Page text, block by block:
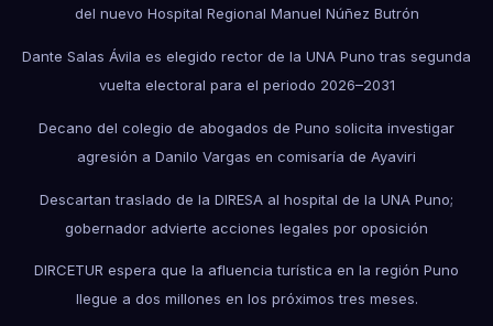
del nuevo Hospital Regional Manuel Núñez Butrón
Dante Salas Ávila es elegido rector de la UNA Puno tras segunda
vuelta electoral para el periodo 2026–2031
Decano del colegio de abogados de Puno solicita investigar
agresión a Danilo Vargas en comisaría de Ayaviri
Descartan traslado de la DIRESA al hospital de la UNA Puno;
gobernador advierte acciones legales por oposición
DIRCETUR espera que la afluencia turística en la región Puno
llegue a dos millones en los próximos tres meses.